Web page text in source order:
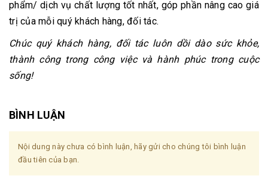
phẩm/ dịch vụ chất lượng tốt nhất, góp phần nâng cao giá
trị của mỗi quý khách hàng, đối tác.
Chúc quý khách hàng, đối tác luôn dồi dào sức khỏe,
thành công trong công việc và hành phúc trong cuộc
sống!
BÌNH LUẬN
Nội dung này chưa có bình luận, hãy gửi cho chúng tôi bình luận
đầu tiên của bạn.